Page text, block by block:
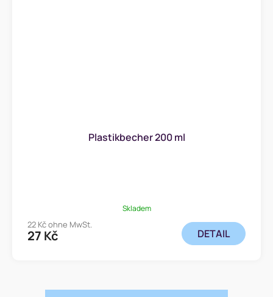
Plastikbecher 200 ml
Skladem
22 Kč ohne MwSt.
27 Kč DETAIL